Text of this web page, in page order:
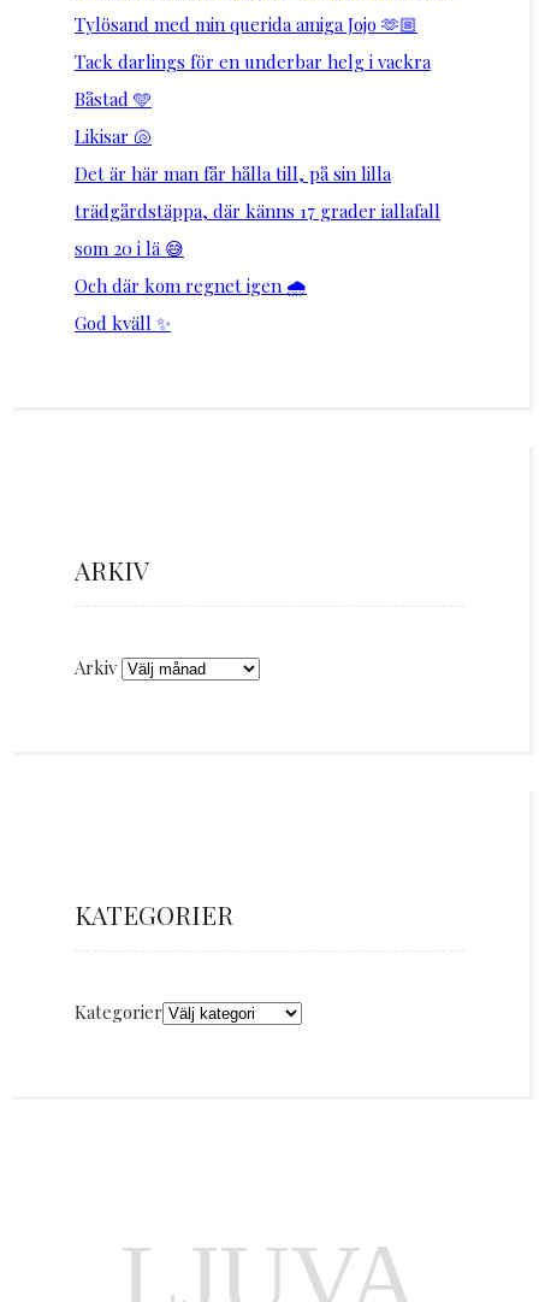
Tylösand med min querida amiga Jojo 🫶🏼
Tack darlings för en underbar helg i vackra
Båstad 🩵
Likisar 🐚
Det är här man får hålla till, på sin lilla
trädgårdstäppa, där känns 17 grader iallafall
som 20 i lä 😅
Och där kom regnet igen 🌧️
God kväll ✨
ARKIV
Arkiv
KATEGORIER
Kategorier
LJUVA